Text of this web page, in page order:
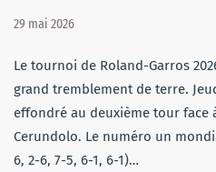
29 mai 2026
Le tournoi de Roland-Garros
grand tremblement de terre.
effondré au deuxième tour face
Cerundolo. Le numéro un
6, 2-6, 7-5, 6-1, 6-1)…